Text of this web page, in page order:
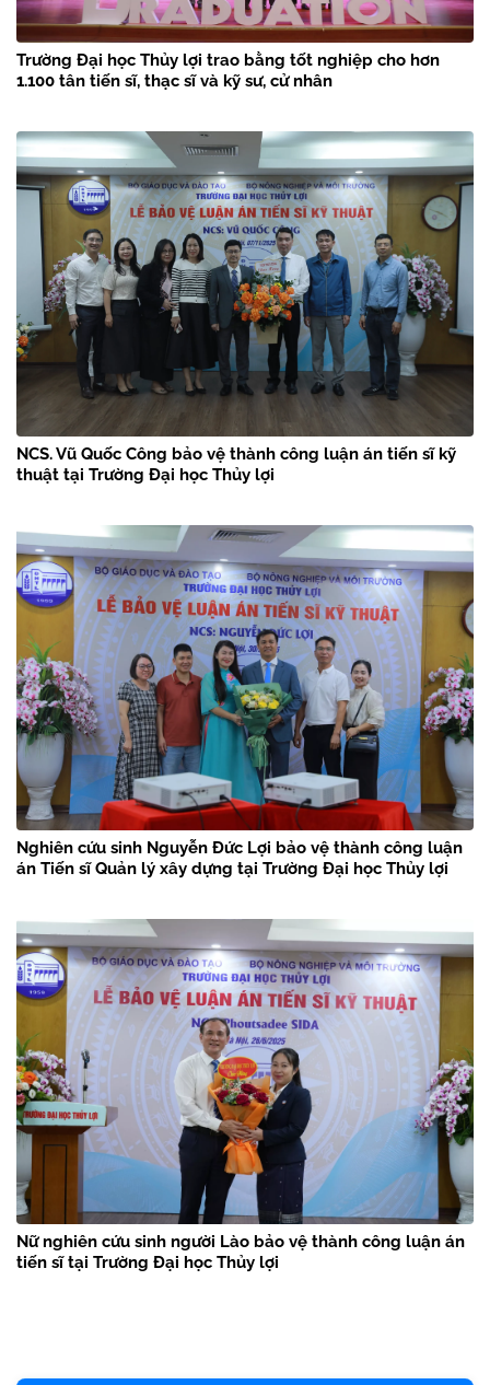
Trường Đại học Thủy lợi trao bằng tốt nghiệp cho hơn
1.100 tân tiến sĩ, thạc sĩ và kỹ sư, cử nhân
NCS. Vũ Quốc Công bảo vệ thành công luận án tiến sĩ kỹ
thuật tại Trường Đại học Thủy lợi
Nghiên cứu sinh Nguyễn Đức Lợi bảo vệ thành công luận
án Tiến sĩ Quản lý xây dựng tại Trường Đại học Thủy lợi
Nữ nghiên cứu sinh người Lào bảo vệ thành công luận án
tiến sĩ tại Trường Đại học Thủy lợi